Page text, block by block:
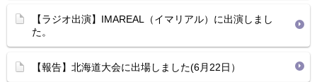
【ラジオ出演】IMAREAL（イマリアル）に出演しまし
た。
【報告】北海道大会に出場しました(6月22日）